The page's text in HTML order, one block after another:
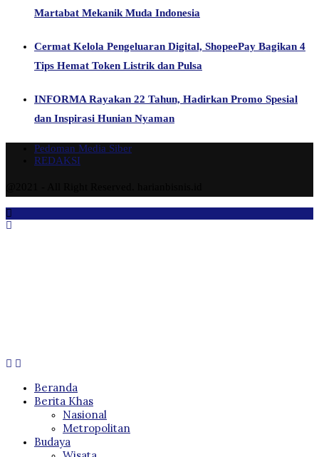
Martabat Mekanik Muda Indonesia
Cermat Kelola Pengeluaran Digital, ShopeePay Bagikan 4
Tips Hemat Token Listrik dan Pulsa
INFORMA Rayakan 22 Tahun, Hadirkan Promo Spesial
dan Inspirasi Hunian Nyaman
Pedoman Media Siber
REDAKSI
Beranda
Berita Khas
Nasional
Metropolitan
Budaya